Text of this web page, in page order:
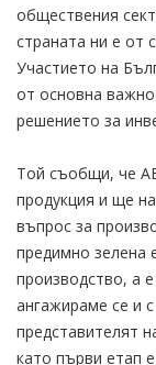
обществения
страната ни е от
Участието на
от основна
решението за
Той съобщи, че
продукция и ще
въпрос за
предимно зелена
производство, а
ангажираме се и
представителят
като първи етап